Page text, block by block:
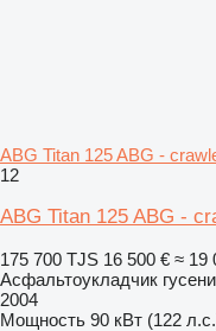
ABG Titan 125 ABG -
12
ABG Titan 125 ABG -
175 700 TJS 16 500 € ≈ 19
Асфальтоукладчик
2004
Мощность 90 кВт (122